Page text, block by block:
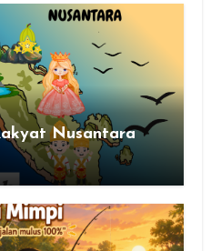
Nusantara